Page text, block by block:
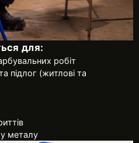
для:
робіт
підлог (житлові та
металу